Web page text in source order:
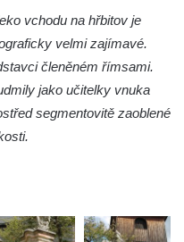
vchodu na hřbitov je
velmi zajímavé.
členěném římsami.
jako učitelky vnuka
segmentovitě zaoblené